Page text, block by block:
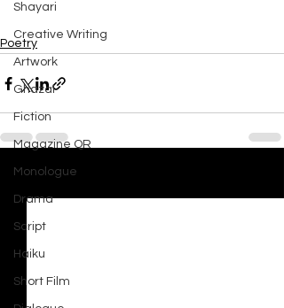
Shayari
Creative Writing
Artwork
Ghazal
Fiction
Magazine QR
Monologue
Drama
Script
Haiku
Short Film
Poetry